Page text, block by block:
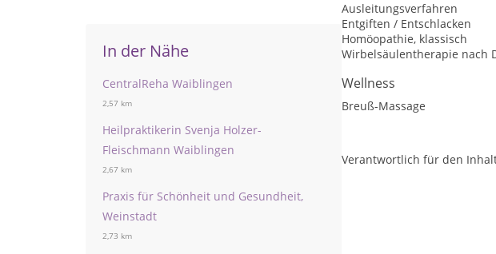
In der Nähe
CentralReha Waiblingen
2,57 km
Heilpraktikerin Svenja Holzer-
Fleischmann Waiblingen
2,67 km
Praxis für Schönheit und Gesundheit,
Weinstadt
2,73 km
Ausleitungsverfahren
Entgiften / Entschlacken
Homöopathie, klassisch
Wirbelsäulentherapie nach
Wellness
Breuß-Massage
Verantwortlich für den